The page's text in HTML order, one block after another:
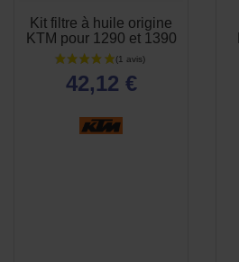
Kit filtre à huile origine
KTM pour 1290 et 1390
42,12 €
APERÇU
RAPIDE